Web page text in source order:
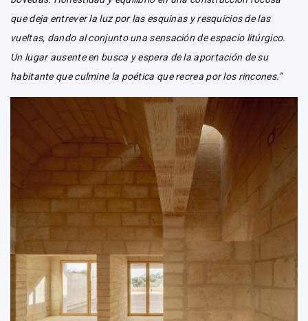
que deja entrever la luz por las esquinas y resquicios de las
vueltas, dando al conjunto una sensación de espacio litúrgico.
Un lugar ausente en busca y espera de la aportación de su
habitante que culmine la poética que recrea por los rincones.”